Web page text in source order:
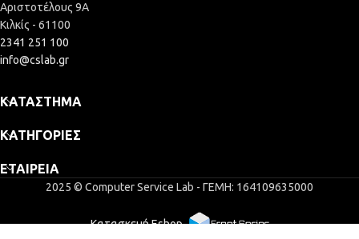
Αριστοτέλους 9Α
Κιλκίς - 61100
2341 251 100
info@cslab.gr
ΚΑΤΆΣΤΗΜΑ
ΚΑΤΗΓΟΡΊΕΣ
ΕΤΑΙΡΕΊΑ
2025 © Computer Service Lab - ΓΕΜΗ: 164109635000
Κατασκευή Eshop